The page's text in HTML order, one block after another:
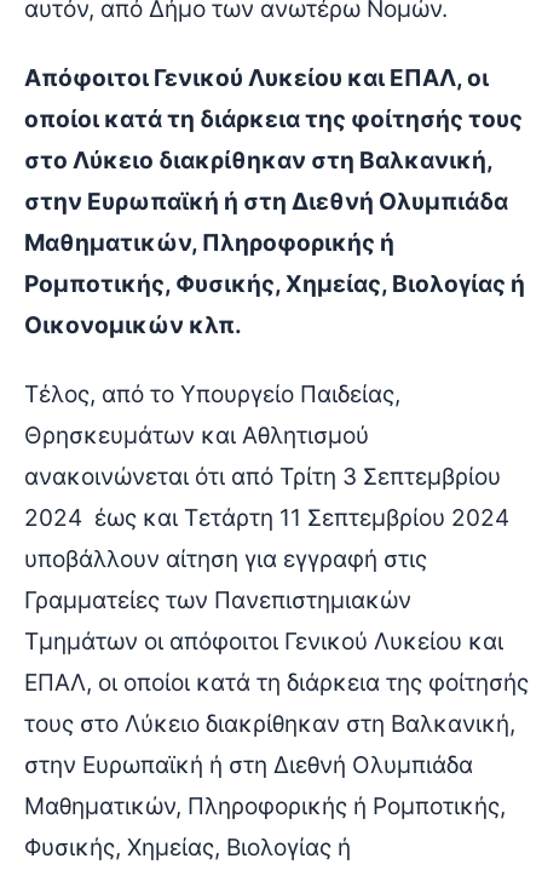
αυτόν, από Δήμο των ανωτέρω Νομών.
Απόφοιτοι Γενικού Λυκείου και ΕΠΑΛ, οι
οποίοι κατά τη διάρκεια της φοίτησής τους
στο Λύκειο διακρίθηκαν στη Βαλκανική,
στην Ευρωπαϊκή ή στη Διεθνή Ολυμπιάδα
Μαθηματικών, Πληροφορικής ή
Ρομποτικής, Φυσικής, Χημείας, Βιολογίας ή
Οικονομικών κλπ.
Τέλος, από το Υπουργείο Παιδείας,
Θρησκευμάτων και Αθλητισμού
ανακοινώνεται ότι από Τρίτη 3 Σεπτεμβρίου
2024 έως και Τετάρτη 11 Σεπτεμβρίου 2024
υποβάλλουν αίτηση για εγγραφή στις
Γραμματείες των Πανεπιστημιακών
Τμημάτων οι απόφοιτοι Γενικού Λυκείου και
ΕΠΑΛ, οι οποίοι κατά τη διάρκεια της φοίτησής
τους στο Λύκειο διακρίθηκαν στη Βαλκανική,
στην Ευρωπαϊκή ή στη Διεθνή Ολυμπιάδα
Μαθηματικών, Πληροφορικής ή Ρομποτικής,
Φυσικής, Χημείας, Βιολογίας ή